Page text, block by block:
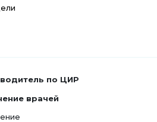
по ЦИР
врачей